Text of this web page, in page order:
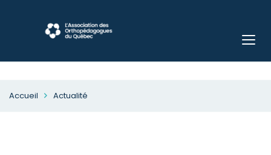
Accueil Actualité